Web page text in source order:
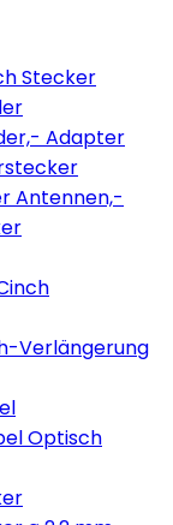
Stecker
Adapter
Antennen,-
Verlängerung
Optisch